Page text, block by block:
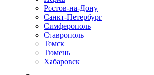
Ростов-на-Дону
Санкт-Петербург
Симферополь
Ставрополь
Томск
Тюмень
Хабаровск